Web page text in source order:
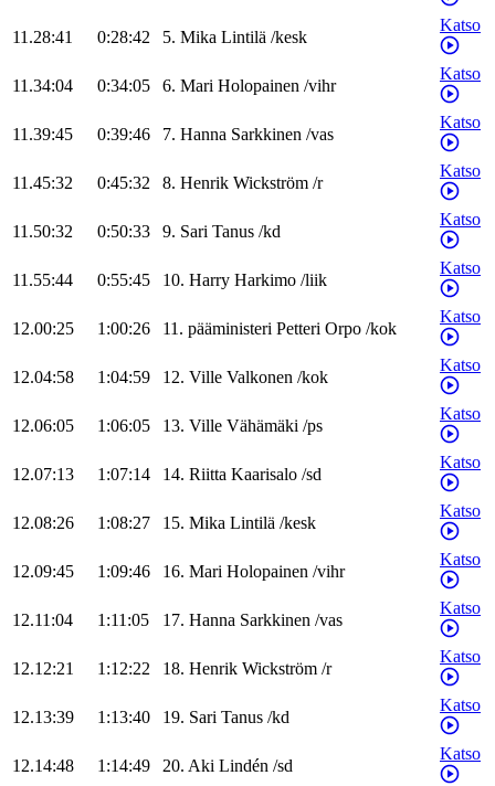
11.28:41 0:28:42 5. Mika Lintilä /kesk
Katso
11.34:04 0:34:05 6. Mari Holopainen /vihr
Katso
11.39:45 0:39:46 7. Hanna Sarkkinen /vas
Katso
11.45:32 0:45:32 8. Henrik Wickström /r
Katso
11.50:32 0:50:33 9. Sari Tanus /kd
Katso
11.55:44 0:55:45 10. Harry Harkimo /liik
Katso
12.00:25 1:00:26 11. pääministeri Petteri Orpo /kok
Katso
12.04:58 1:04:59 12. Ville Valkonen /kok
Katso
12.06:05 1:06:05 13. Ville Vähämäki /ps
Katso
12.07:13 1:07:14 14. Riitta Kaarisalo /sd
Katso
12.08:26 1:08:27 15. Mika Lintilä /kesk
Katso
12.09:45 1:09:46 16. Mari Holopainen /vihr
Katso
12.11:04 1:11:05 17. Hanna Sarkkinen /vas
Katso
12.12:21 1:12:22 18. Henrik Wickström /r
Katso
12.13:39 1:13:40 19. Sari Tanus /kd
Katso
12.14:48 1:14:49 20. Aki Lindén /sd
Katso